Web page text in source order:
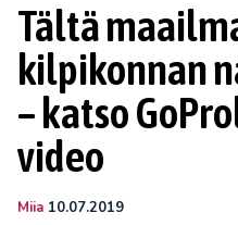
Tältä
kilpikonnan
– katso
video
Miia 10.07.2019